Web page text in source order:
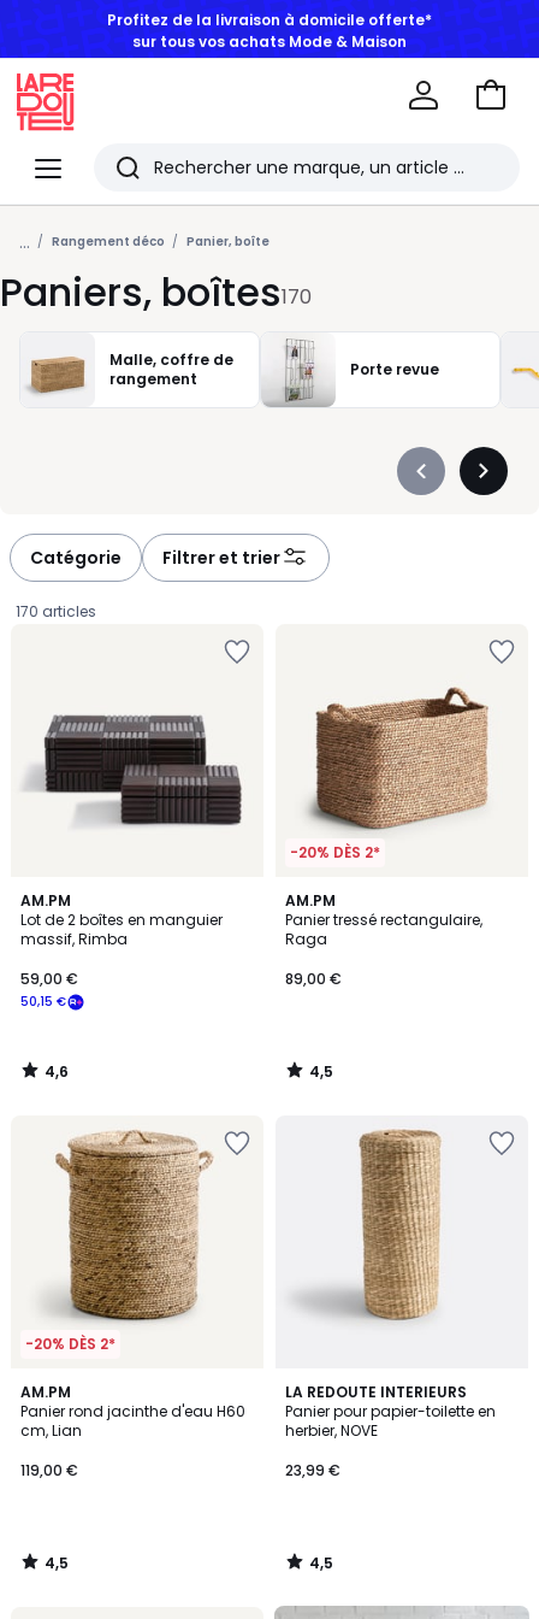
BONS PLANS | Jusqu'à -50% dès 2 articles*
Menu
Redoute
Rechercher
Les
derniers
articles
consultés
Aller
... Rangement déco Panier, boîte
Paniers, boîtes170
Malle, coffre de
rangement
Porte revue
Précédent
Catégorie Filtrer et trier
170 articles
AM.PM
Lot de 2 boîtes en manguier
massif, Rimba
€
souscrivez
notre
programme
50,15 €
59,00 €
4,6
/ 5
4,6
/
-20% DÈS 2*
AM.PM
Panier tressé rectangulaire,
Raga
89,00 €
4,5
/ 5
4,5
/
-20% DÈS 2*
AM.PM
Panier rond jacinthe d'eau H60
cm, Lian
119,00 €
4,5
/ 5
4,5
/
LA REDOUTE INTERIEURS
Panier pour papier-toilette en
herbier, NOVE
23,99 €
4,5
/ 5
4,5
/